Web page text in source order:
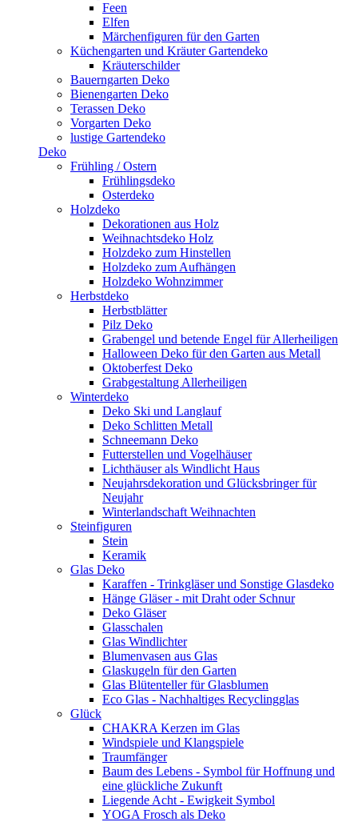
Feen
Elfen
Märchenfiguren für den Garten
Küchengarten und Kräuter Gartendeko
Kräuterschilder
Bauerngarten Deko
Bienengarten Deko
Terassen Deko
Vorgarten Deko
lustige Gartendeko
Deko
Frühling / Ostern
Frühlingsdeko
Osterdeko
Holzdeko
Dekorationen aus Holz
Weihnachtsdeko Holz
Holzdeko zum Hinstellen
Holzdeko zum Aufhängen
Holzdeko Wohnzimmer
Herbstdeko
Herbstblätter
Pilz Deko
Grabengel und betende Engel für Allerheiligen
Halloween Deko für den Garten aus Metall
Oktoberfest Deko
Grabgestaltung Allerheiligen
Winterdeko
Deko Ski und Langlauf
Deko Schlitten Metall
Schneemann Deko
Futterstellen und Vogelhäuser
Lichthäuser als Windlicht Haus
Neujahrsdekoration und Glücksbringer für
Neujahr
Winterlandschaft Weihnachten
Steinfiguren
Stein
Keramik
Glas Deko
Karaffen - Trinkgläser und Sonstige Glasdeko
Hänge Gläser - mit Draht oder Schnur
Deko Gläser
Glasschalen
Glas Windlichter
Blumenvasen aus Glas
Glaskugeln für den Garten
Glas Blütenteller für Glasblumen
Eco Glas - Nachhaltiges Recyclingglas
Glück
CHAKRA Kerzen im Glas
Windspiele und Klangspiele
Traumfänger
Baum des Lebens - Symbol für Hoffnung und
eine glückliche Zukunft
Liegende Acht - Ewigkeit Symbol
YOGA Frosch als Deko